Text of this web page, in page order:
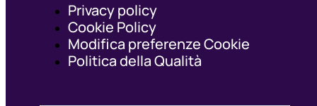
Privacy policy
Cookie Policy
Modifica preferenze Cookie
Politica della Qualità